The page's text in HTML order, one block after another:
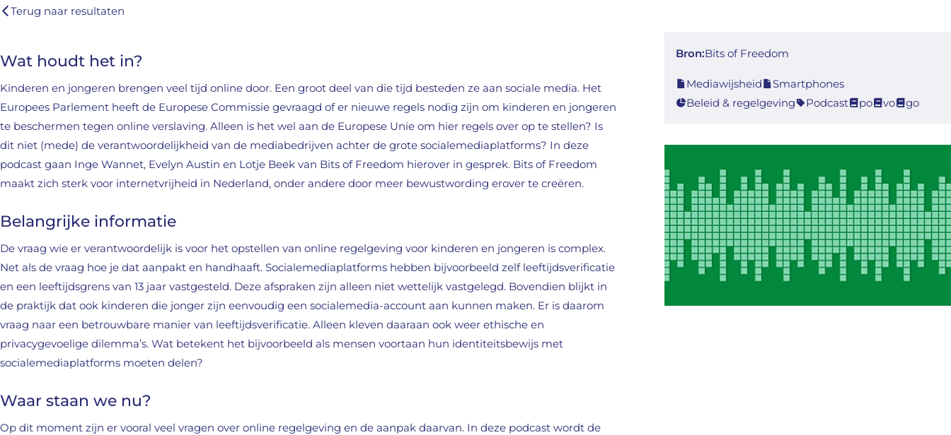
Terug naar resultaten
Wat houdt het in?
Kinderen en jongeren brengen veel tijd online door. Een groot deel van die tijd besteden ze aan sociale media. Het
Europees Parlement heeft de Europese Commissie gevraagd of er nieuwe regels nodig zijn om kinderen en jongeren
te beschermen tegen online verslaving. Alleen is het wel aan de Europese Unie om hier regels over op te stellen? Is
dit niet (mede) de verantwoordelijkheid van de mediabedrijven achter de grote socialemediaplatforms? In deze
podcast gaan Inge Wannet, Evelyn Austin en Lotje Beek van Bits of Freedom hierover in gesprek. Bits of Freedom
maakt zich sterk voor internetvrijheid in Nederland, onder andere door meer bewustwording erover te creëren.
Belangrijke informatie
De vraag wie er verantwoordelijk is voor het opstellen van online regelgeving voor kinderen en jongeren is complex.
Net als de vraag hoe je dat aanpakt en handhaaft. Socialemediaplatforms hebben bijvoorbeeld zelf leeftijdsverificatie
en een leeftijdsgrens van 13 jaar vastgesteld. Deze afspraken zijn alleen niet wettelijk vastgelegd. Bovendien blijkt in
de praktijk dat ook kinderen die jonger zijn eenvoudig een socialemedia-account aan kunnen maken. Er is daarom
vraag naar een betrouwbare manier van leeftijdsverificatie. Alleen kleven daaraan ook weer ethische en
privacygevoelige dilemma’s. Wat betekent het bijvoorbeeld als mensen voortaan hun identiteitsbewijs met
socialemediaplatforms moeten delen?
Waar staan we nu?
Op dit moment zijn er vooral veel vragen over online regelgeving en de aanpak daarvan. In deze podcast wordt de
Bron:Bits of Freedom
Mediawijsheid
Smartphones
Beleid & regelgeving
Podcast po vo go